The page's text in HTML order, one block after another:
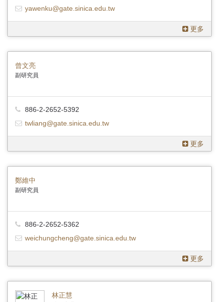
yawenku@gate.sinica.edu.tw
更多
曾文亮
副研究員
886-2-2652-5392
twliang@gate.sinica.edu.tw
更多
鄭維中
副研究員
886-2-2652-5362
weichungcheng@gate.sinica.edu.tw
更多
林正慧